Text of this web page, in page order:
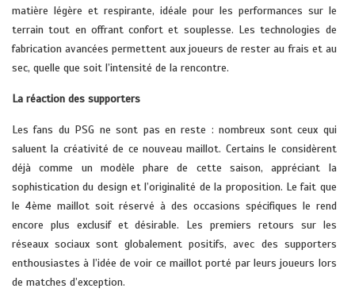
matière légère et respirante, idéale pour les performances sur le
terrain tout en offrant confort et souplesse. Les technologies de
fabrication avancées permettent aux joueurs de rester au frais et au
sec, quelle que soit l’intensité de la rencontre.
La réaction des supporters
Les fans du PSG ne sont pas en reste : nombreux sont ceux qui
saluent la créativité de ce nouveau maillot. Certains le considèrent
déjà comme un modèle phare de cette saison, appréciant la
sophistication du design et l’originalité de la proposition. Le fait que
le 4ème maillot soit réservé à des occasions spécifiques le rend
encore plus exclusif et désirable. Les premiers retours sur les
réseaux sociaux sont globalement positifs, avec des supporters
enthousiastes à l’idée de voir ce maillot porté par leurs joueurs lors
de matches d’exception.